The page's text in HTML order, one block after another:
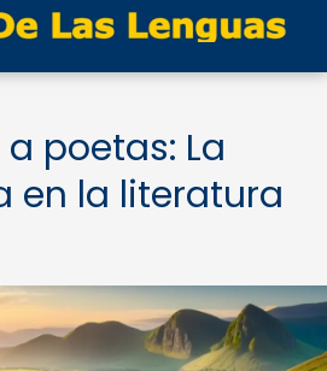
poetas: La
en la literatura